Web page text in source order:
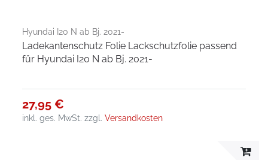
Hyundai I20 N ab Bj. 2021-
Ladekantenschutz Folie Lackschutzfolie passend
für Hyundai I20 N ab Bj. 2021-
27,95 €
inkl. ges. MwSt. zzgl.Versandkosten